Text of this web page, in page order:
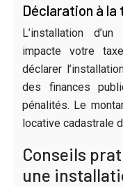
Déclaration à la
L’installation
impacte votre
déclarer
des finances
pénalités. Le
locative cadastrale
Conseils
une